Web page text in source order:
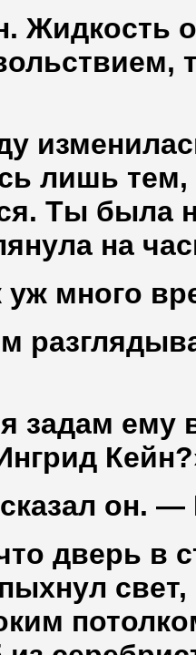
Жидкость
лишь
Ты была
на
уж много
задам ему
он. —
дверь в